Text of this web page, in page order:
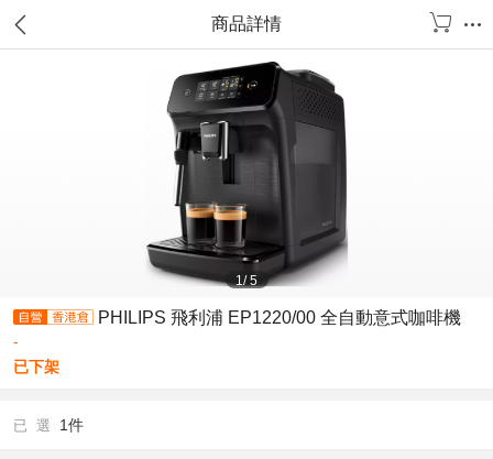
商品詳情
1/5
PHILIPS 飛利浦 EP1220/00 全自動意式咖啡機
-
已下架
已 選 1件